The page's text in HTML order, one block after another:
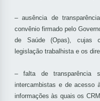
– ausência de
convênio firmado pelo
de Saúde (Opas), cujas
legislação trabalhista e os
– falta de transparência
intercambistas e de acesso
informações às quais os